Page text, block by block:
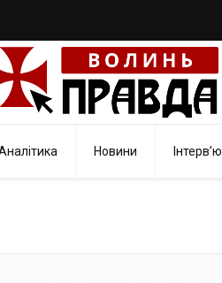
Новини Інтерв’ю